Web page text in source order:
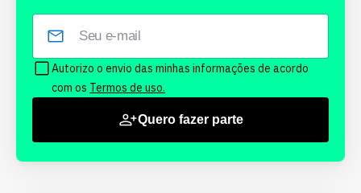
Autorizo o envio das minhas informações de acordo
com os Termos de uso.
Quero fazer parte